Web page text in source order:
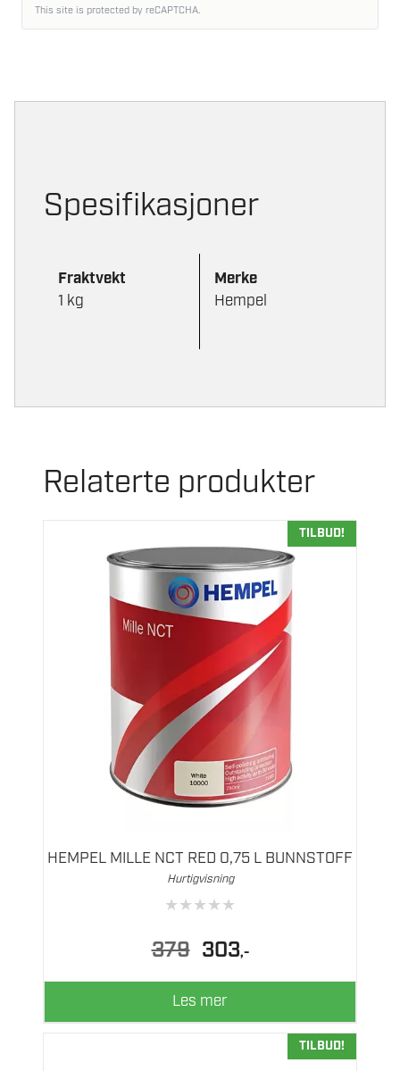
This site is protected by reCAPTCHA.
Spesifikasjoner
Fraktvekt
1 kg
Merke
Hempel
Relaterte produkter
TILBUD!
HEMPEL MILLE NCT RED 0,75 L BUNNSTOFF
Hurtigvisning
★★★★★
379
Opprinnelig
pris
var:
379.
303Nåværende
pris
er:
,-
Les mer
TILBUD!